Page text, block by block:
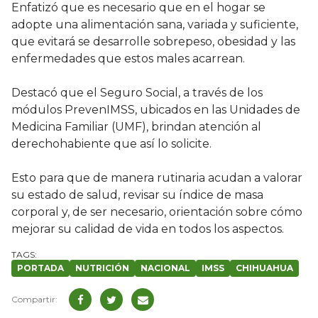
Enfatizó que es necesario que en el hogar se
adopte una alimentación sana, variada y suficiente,
que evitará se desarrolle sobrepeso, obesidad y las
enfermedades que estos males acarrean.
Destacó que el Seguro Social, a través de los
módulos PrevenIMSS, ubicados en las Unidades de
Medicina Familiar (UMF), brindan atención al
derechohabiente que así lo solicite.
Esto para que de manera rutinaria acudan a valorar
su estado de salud, revisar su índice de masa
corporal y, de ser necesario, orientación sobre cómo
mejorar su calidad de vida en todos los aspectos.
PORTADA NUTRICIÓN NACIONAL IMSS CHIHUAHUA